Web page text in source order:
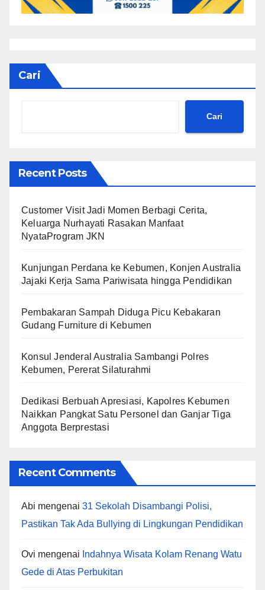
Cari
Cari
Recent Posts
Customer Visit Jadi Momen Berbagi Cerita,
Keluarga Nurhayati Rasakan Manfaat
NyataProgram JKN
Kunjungan Perdana ke Kebumen, Konjen Australia
Jajaki Kerja Sama Pariwisata hingga Pendidikan
Pembakaran Sampah Diduga Picu Kebakaran
Gudang Furniture di Kebumen
Konsul Jenderal Australia Sambangi Polres
Kebumen, Pererat Silaturahmi
Dedikasi Berbuah Apresiasi, Kapolres Kebumen
Naikkan Pangkat Satu Personel dan Ganjar Tiga
Anggota Berprestasi
Recent Comments
Abi mengenai 31 Sekolah Disambangi Polisi,
Pastikan Tak Ada Bullying di Lingkungan Pendidikan
Ovi mengenai Indahnya Wisata Kolam Renang Watu
Gede di Atas Perbukitan